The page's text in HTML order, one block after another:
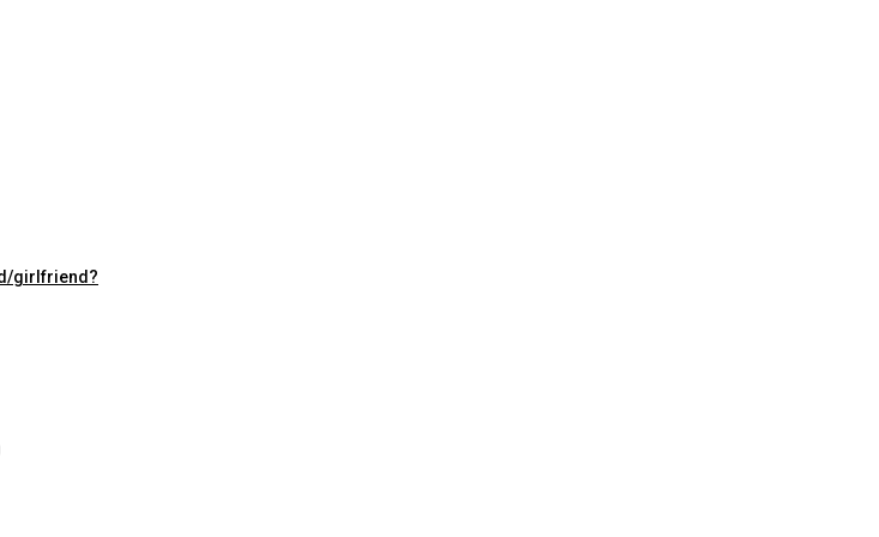
girlfriend?